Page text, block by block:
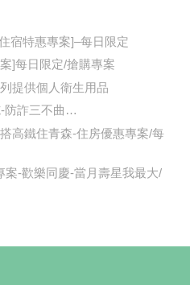
宿特惠專案]–每日限定
]每日限定/搶購專案
提供個人衛生用品
-防詐三不曲…
高鐵住青森-住房優惠專案/每
案-歡樂同慶-當月壽星我最大/